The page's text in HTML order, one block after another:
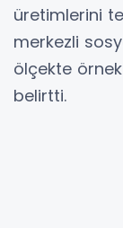
üretimlerini
merkezli
ölçekte
belirtti.